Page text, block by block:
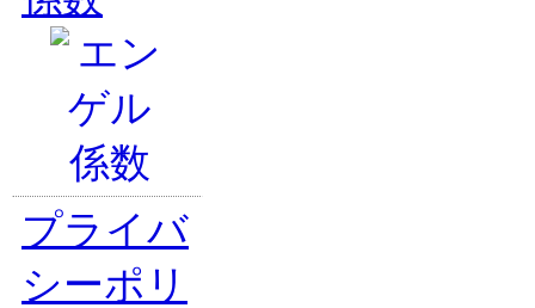
プライバ
シーポリ